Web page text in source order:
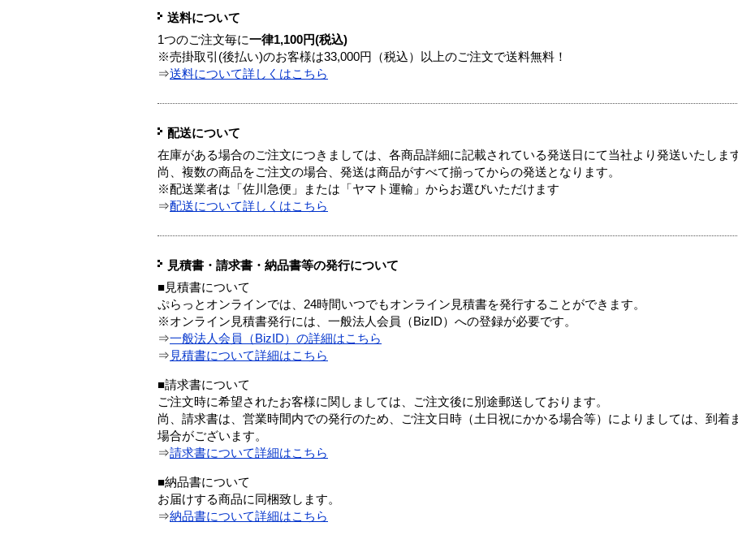
送料について
1つのご注文毎に一律1,100円(税込)
※売掛取引(後払い)のお客様は33,000円（税込）以上のご注文で送料無料！
⇒送料について詳しくはこちら
配送について
在庫がある場合のご注文につきましては、各商品詳細に記載されている発送日にて当社より発送いたします
尚、複数の商品をご注文の場合、発送は商品がすべて揃ってからの発送となります。
※配送業者は「佐川急便」または「ヤマト運輸」からお選びいただけます
⇒配送について詳しくはこちら
見積書・請求書・納品書等の発行について
■見積書について
ぷらっとオンラインでは、24時間いつでもオンライン見積書を発行することができます。
※オンライン見積書発行には、一般法人会員（BizID）への登録が必要です。
⇒一般法人会員（BizID）の詳細はこちら
⇒ 見積書について詳細はこちら
■請求書について
ご注文時に希望されたお客様に関しましては、ご注文後に別途郵送しております。
尚、請求書は、営業時間内での発行のため、ご注文日時（土日祝にかかる場合等）によりましては、到着
場合がございます。
⇒請求書について詳細はこちら
■納品書について
お届けする商品に同梱致します。
⇒納品書について詳細はこちら